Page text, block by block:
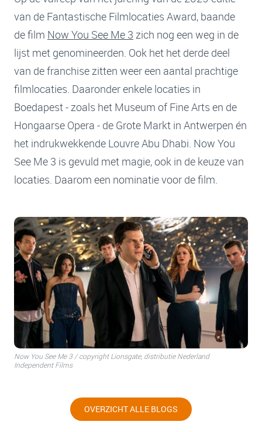
van de Fantastische Filmlocaties Award, baande
de film Now You See Me 3 zich nog een weg in de
lijst met genomineerden. Ook het het derde deel
van de franchise zitten weer een aantal prachtige
filmlocaties. Daaronder enkele locaties in
Boedapest - zoals het Museum of Fine Arts en de
Hongaarse Opera - de Grote Markt in Antwerpen én
het indrukwekkende Louvre Abu Dhabi. Now You
See Me 3 is gevuld met magie, ook in de keuze van
locaties. Daarom een nominatie voor de film.
Now You See Me 3 / copyright Lionsgate, distributie Nederland
Independent Films
OVERZICHT ALLE BLOGS